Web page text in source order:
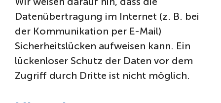
Datenübertragung im Internet (z. B. bei
der Kommunikation per E-Mail)
Sicherheitslücken aufweisen kann. Ein
lückenloser Schutz der Daten vor dem
Zugriff durch Dritte ist nicht möglich.